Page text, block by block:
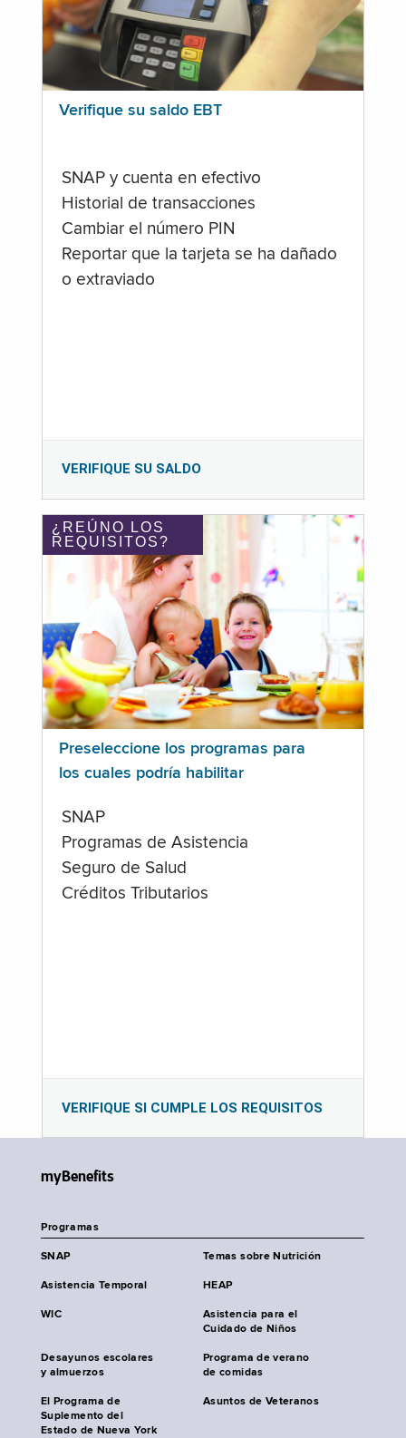
Verifique su saldo EBT
SNAP y cuenta en efectivo
Historial de transacciones
Cambiar el número PIN
Reportar que la tarjeta se ha dañado
o extraviado
VERIFIQUE SU SALDO
¿REÚNO LOS
REQUISITOS?
Preseleccione los programas para
los cuales podría habilitar
SNAP
Programas de Asistencia
Seguro de Salud
Créditos Tributarios
VERIFIQUE SI CUMPLE LOS REQUISITOS
myBenefits
Programas
SNAP Temas sobre Nutrición
Asistencia Temporal HEAP
WIC
Asistencia para el
Cuidado de Niños
Desayunos escolares
y almuerzos
Programa de verano
de comidas
El Programa de
Suplemento del
Estado de Nueva York
Asuntos de Veteranos